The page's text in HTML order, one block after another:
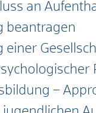
an
beantragen
–